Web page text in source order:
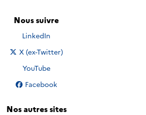
Nous suivre
Nous suivre sur
LinkedIn
Nous suivre sur
X (ex-Twitter)
Nous suivre sur
YouTube
Nous suivre sur
Facebook
Nos autres sites